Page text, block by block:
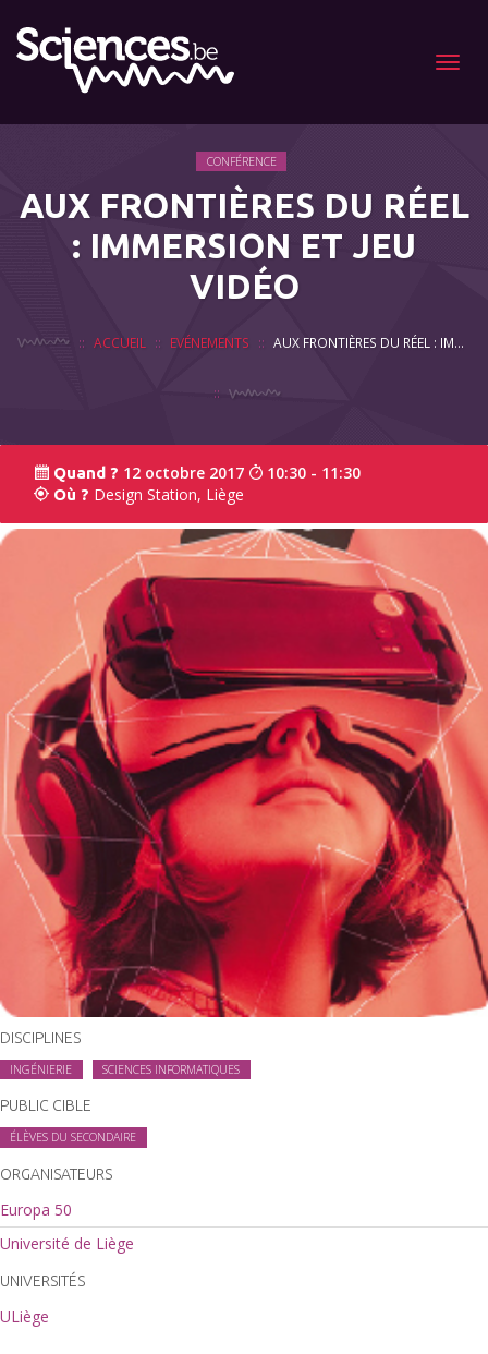
Menu
CONFÉRENCE
AUX FRONTIÈRES DU RÉEL
: IMMERSION ET JEU
VIDÉO
ACCUEIL EVÉNEMENTS AUX FRONTIÈRES DU RÉEL : IMMERSION ET JEU VIDÉO
Quand ? 12 octobre 2017 10:30 - 11:30
Où ? Design Station, Liège
DISCIPLINES
INGÉNIERIE SCIENCES INFORMATIQUES
PUBLIC CIBLE
ÉLÈVES DU SECONDAIRE
ORGANISATEURS
Europa 50
Université de Liège
UNIVERSITÉS
ULiège